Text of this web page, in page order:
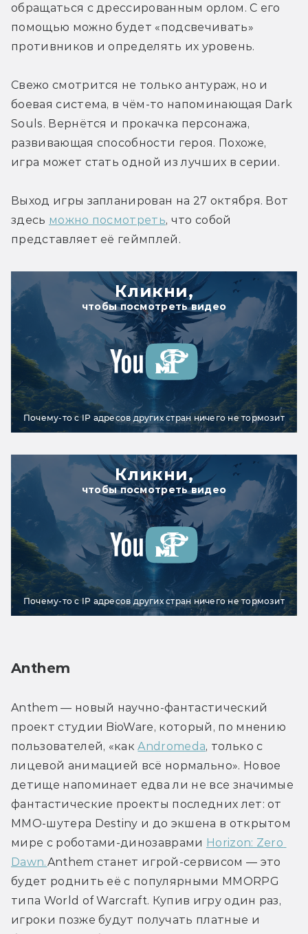
обращаться с дрессированным орлом. C его
помощью можно будет «подсвечивать»
противников и определять их уровень.
Свежо смотрится не только антураж, но и
боевая система, в чём-то напоминающая Dark
Souls. Вернётся и прокачка персонажа,
развивающая способности героя. Похоже,
игра может стать одной из лучших в серии.
Выход игры запланирован на 27 октября. Вот
здесь можно посмотреть, что собой
представляет её геймплей.
Кликни,
чтобы посмотреть видео
Почему-то с IP адресов других стран ничего не тормозит
Кликни,
чтобы посмотреть видео
Почему-то с IP адресов других стран ничего не тормозит
Anthem
Anthem — новый научно-фантастический
проект студии BioWare, который, по мнению
пользователей, «как Andromeda, только с
лицевой анимацией всё нормально». Новое
детище напоминает едва ли не все значимые
фантастические проекты последних лет: от
MMO-шутера Destiny и до экшена в открытом
мире с роботами-динозаврами Horizon: Zero
Dawn.Anthem станет игрой-сервисом — это
будет роднить её с популярными MMORPG
типа World of Warcraft. Купив игру один раз,
игроки позже будут получать платные и